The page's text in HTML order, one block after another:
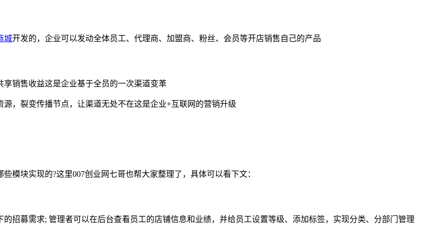
城开发的，企业可以发动全体员工、代理商、加盟商、粉丝、会员等开店销售自己的产品
销售收益这是企业基于全员的一次渠道变革
裂变传播节点，让渠道无处不在这是企业+互联网的营销升级
块实现的?这里007创业网七哥也帮大家整理了，具体可以看下文：
募需求; 管理者可以在后台查看员工的店铺信息和业绩，并给员工设置等级、添加标签，实现分类、分部门管理